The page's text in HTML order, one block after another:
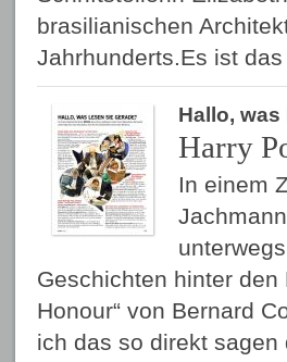
brasilianischen
Jahrhunderts.Es ist
Hallo, was
Harry
In einem
Geschichten hinter den
Honour“ von Bernard
ich das so direkt